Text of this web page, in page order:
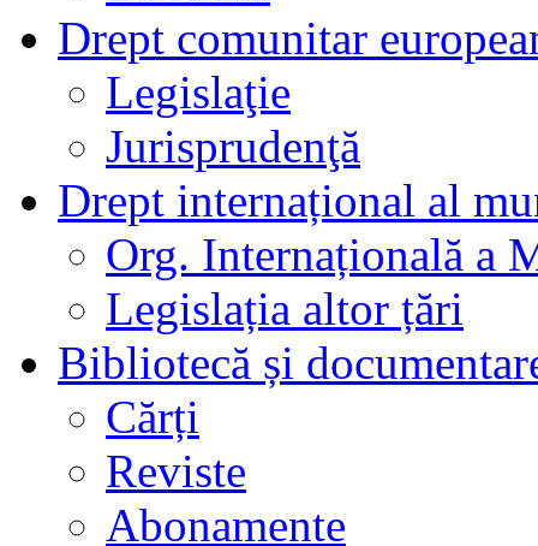
Drept comunitar
Legislaţie
Jurisprudenţă
Drept internațional al
Org. Internațională a
Legislația altor țări
Bibliotecă și
Cărți
Reviste
Abonamente